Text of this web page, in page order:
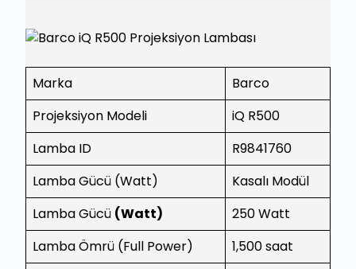
Marka
Barco
Projeksiyon Modeli
iQ R500
Lamba ID
R9841760
Lamba Gücü (Watt)
Kasalı Modül
Lamba Gücü (Watt)
250 Watt
Lamba Ömrü (Full Power)
1,500 saat